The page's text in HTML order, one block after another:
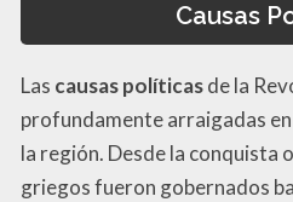
Causas
Las causas políticasde la
profundamente arraigadas
la región. Desde la conquista
griegos fueron gobernados